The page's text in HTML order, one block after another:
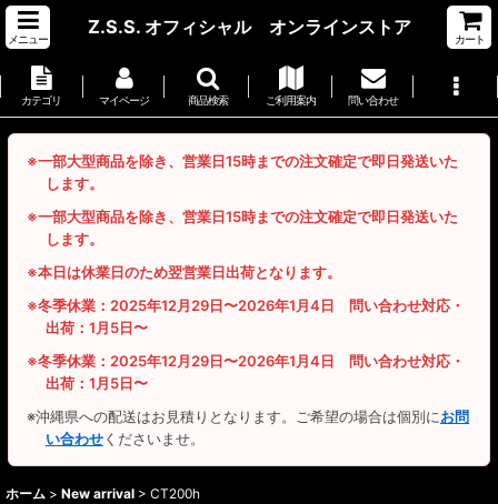
メニュー
Z.S.S. オフィシャル オンラインストア
カート
カテゴリ マイページ 商品検索 ご利用案内 問い合わせ
※一部大型商品を除き、営業日15時までの注文確定で即日発送いた
します。
※一部大型商品を除き、営業日15時までの注文確定で即日発送いた
します。
※本日は休業日のため翌営業日出荷となります。
※冬季休業：2025年12月29日〜2026年1月4日 問い合わせ対応・
出荷：1月5日〜
※冬季休業：2025年12月29日〜2026年1月4日 問い合わせ対応・
出荷：1月5日〜
※沖縄県への配送はお見積りとなります。ご希望の場合は個別にお問
い合わせくださいませ。
ホーム > New arrival > CT200h